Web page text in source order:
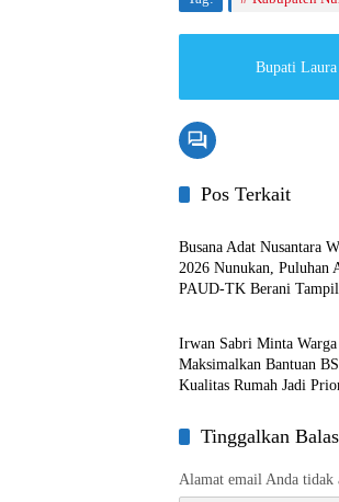
Bupati Laura
Pos Terkait
Nunukan
Busana Adat Nusantara
2026 Nunukan, Puluhan
PAUD-TK Berani
Irwan Sabri Minta Warga
Maksimalkan Bantuan
Kualitas Rumah Jadi
Tinggalkan
Alamat email Anda tidak